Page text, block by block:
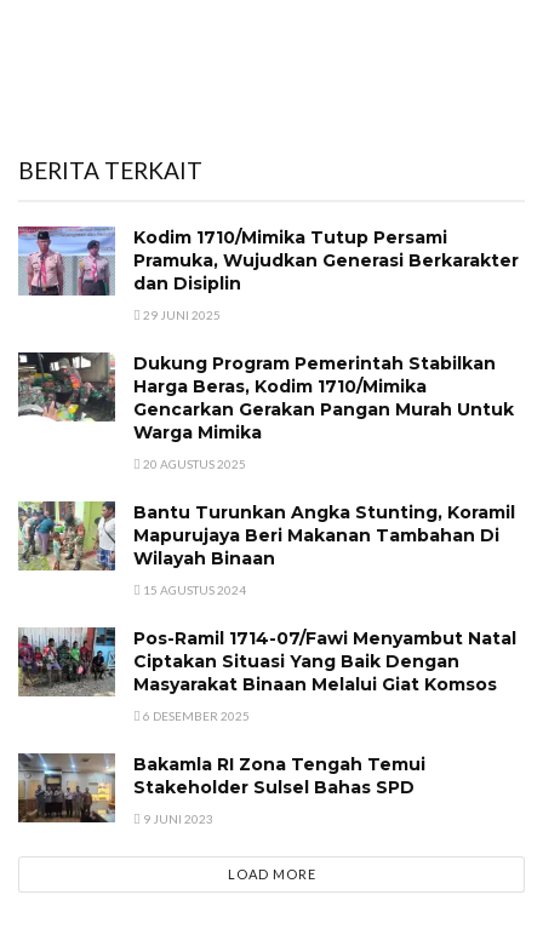
BERITA TERKAIT
Kodim 1710/Mimika Tutup Persami
Pramuka, Wujudkan Generasi Berkarakter
dan Disiplin
29 JUNI 2025
Dukung Program Pemerintah Stabilkan
Harga Beras, Kodim 1710/Mimika
Gencarkan Gerakan Pangan Murah Untuk
Warga Mimika
20 AGUSTUS 2025
Bantu Turunkan Angka Stunting, Koramil
Mapurujaya Beri Makanan Tambahan Di
Wilayah Binaan
15 AGUSTUS 2024
Pos-Ramil 1714-07/Fawi Menyambut Natal
Ciptakan Situasi Yang Baik Dengan
Masyarakat Binaan Melalui Giat Komsos
6 DESEMBER 2025
Bakamla RI Zona Tengah Temui
Stakeholder Sulsel Bahas SPD
9 JUNI 2023
LOAD MORE